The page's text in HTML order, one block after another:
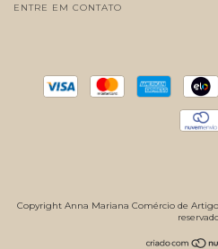
ENTRE EM CONTATO
Copyright Anna Mariana Comércio de